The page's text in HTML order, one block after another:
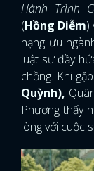
Hành Trình
(Hồng Diễm)
hạng ưu
luật sư đầy
chồng. Khi
Quỳnh),
Phương thấy
lòng với cuộc